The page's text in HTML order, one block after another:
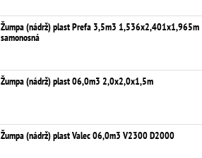
Žumpa (nádrž) plast Prefa 3,5m3 1,536x2,401x1,965m
samonosná
Žumpa (nádrž) plast 06,0m3 2,0x2,0x1,5m
Žumpa (nádrž) plast Valec 06,0m3 V2300 D2000